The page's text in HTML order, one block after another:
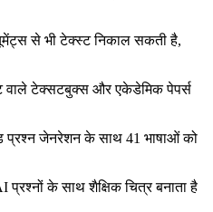
से भी टेक्स्ट निकाल सकती है,
टेक्सटबुक्स और एकेडेमिक पेपर्स
जेनरेशन के साथ 41 भाषाओं को
के साथ शैक्षिक चित्र बनाता है